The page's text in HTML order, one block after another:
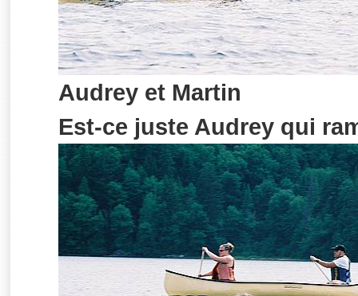
Audrey et Martin
Est-ce juste Audrey qui